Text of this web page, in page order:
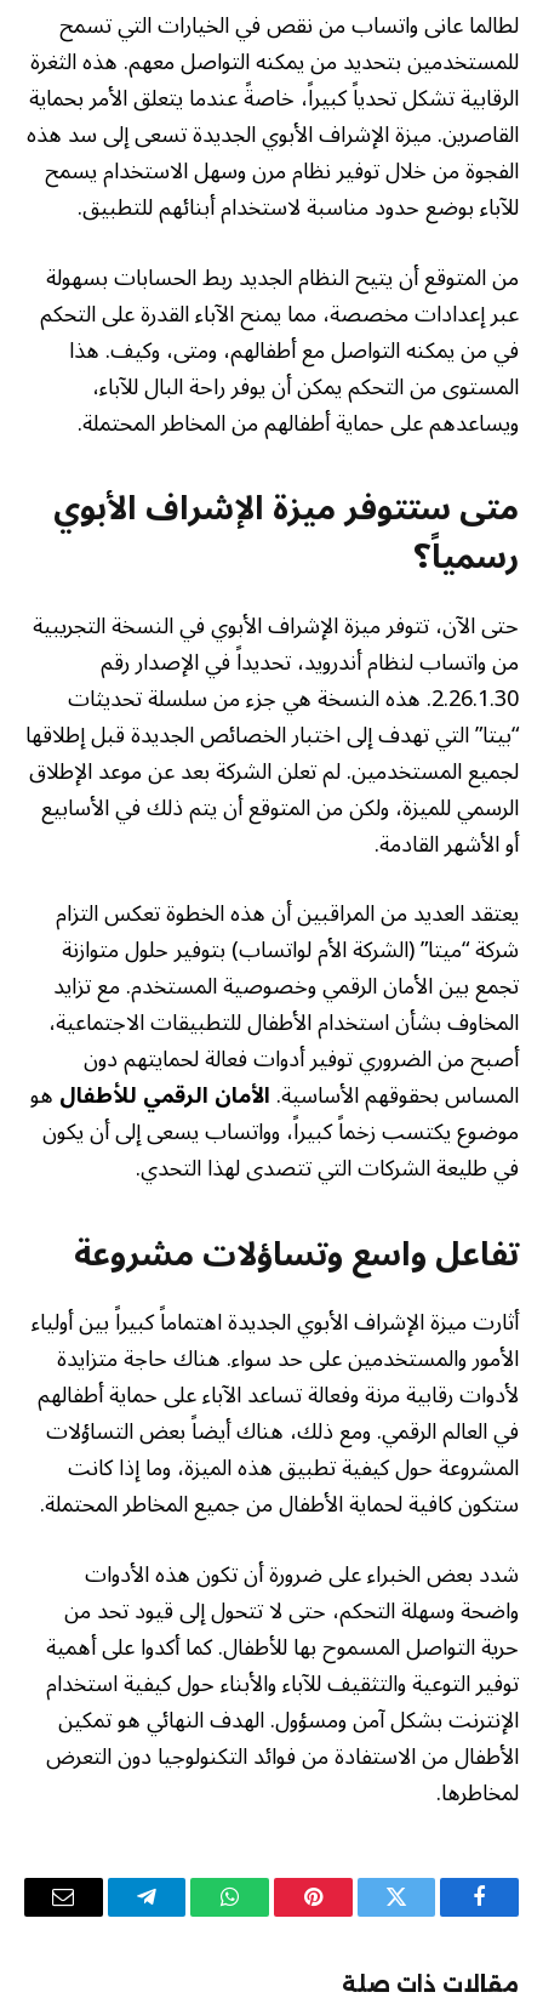
لطالما عانى واتساب من نقص في الخيارات التي تسمح
للمستخدمين بتحديد من يمكنه التواصل معهم. هذه الثغرة
الرقابية تشكل تحدياً كبيراً، خاصةً عندما يتعلق الأمر بحماية
القاصرين. ميزة الإشراف الأبوي الجديدة تسعى إلى سد هذه
الفجوة من خلال توفير نظام مرن وسهل الاستخدام يسمح
للآباء بوضع حدود مناسبة لاستخدام أبنائهم للتطبيق.
من المتوقع أن يتيح النظام الجديد ربط الحسابات بسهولة
عبر إعدادات مخصصة، مما يمنح الآباء القدرة على التحكم
في من يمكنه التواصل مع أطفالهم، ومتى، وكيف. هذا
المستوى من التحكم يمكن أن يوفر راحة البال للآباء،
ويساعدهم على حماية أطفالهم من المخاطر المحتملة.
متى ستتوفر ميزة الإشراف الأبوي
رسمياً؟
حتى الآن، تتوفر ميزة الإشراف الأبوي في النسخة التجريبية
من واتساب لنظام أندرويد، تحديداً في الإصدار رقم
2.26.1.30. هذه النسخة هي جزء من سلسلة تحديثات
“بيتا” التي تهدف إلى اختبار الخصائص الجديدة قبل إطلاقها
لجميع المستخدمين. لم تعلن الشركة بعد عن موعد الإطلاق
الرسمي للميزة، ولكن من المتوقع أن يتم ذلك في الأسابيع
أو الأشهر القادمة.
يعتقد العديد من المراقبين أن هذه الخطوة تعكس التزام
شركة “ميتا” (الشركة الأم لواتساب) بتوفير حلول متوازنة
تجمع بين الأمان الرقمي وخصوصية المستخدم. مع تزايد
المخاوف بشأن استخدام الأطفال للتطبيقات الاجتماعية،
أصبح من الضروري توفير أدوات فعالة لحمايتهم دون
المساس بحقوقهم الأساسية.الأمان الرقمي للأطفالهو
موضوع يكتسب زخماً كبيراً، وواتساب يسعى إلى أن يكون
في طليعة الشركات التي تتصدى لهذا التحدي.
تفاعل واسع وتساؤلات مشروعة
أثارت ميزة الإشراف الأبوي الجديدة اهتماماً كبيراً بين أولياء
الأمور والمستخدمين على حد سواء. هناك حاجة متزايدة
لأدوات رقابية مرنة وفعالة تساعد الآباء على حماية أطفالهم
في العالم الرقمي. ومع ذلك، هناك أيضاً بعض التساؤلات
المشروعة حول كيفية تطبيق هذه الميزة، وما إذا كانت
ستكون كافية لحماية الأطفال من جميع المخاطر المحتملة.
شدد بعض الخبراء على ضرورة أن تكون هذه الأدوات
واضحة وسهلة التحكم، حتى لا تتحول إلى قيود تحد من
حرية التواصل المسموح بها للأطفال. كما أكدوا على أهمية
توفير التوعية والتثقيف للآباء والأبناء حول كيفية استخدام
الإنترنت بشكل آمن ومسؤول. الهدف النهائي هو تمكين
الأطفال من الاستفادة من فوائد التكنولوجيا دون التعرض
لمخاطرها.
فيسبوك تويتر بينتيريستواتساب تيلقرام
البريد
مقالات ذات صلة